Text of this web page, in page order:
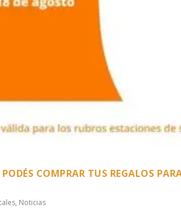
PODÉS COMPRAR TUS REGALOS
, Noticias